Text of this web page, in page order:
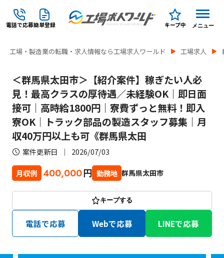
電話で応募簡単登録 キープ中 メニュー
工場・製造業の転職・求人情報なら工場求人ワールド 工場求人
＜群馬県太田市＞【紹介案件】稼ぎたい人必
見！最高クラスの厚待遇／未経験OK｜即日面
接可｜高時給1800円｜寮費ずっと無料！即入
寮OK｜トラック部品の製造スタッフ募集｜月
収40万円以上も可《群馬県太田
案件更新日 2026/07/03
月収例 400,000円 勤務地 群馬県太田市
キープする
電話で応募 Webで応募 LINEで応募